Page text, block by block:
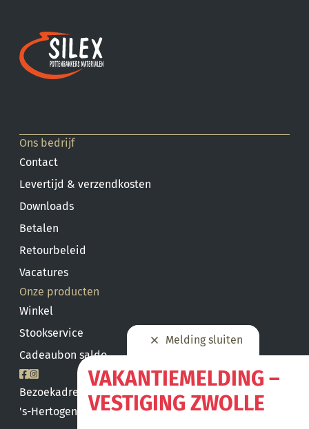
Melding sluiten
VAKANTIEMELDING –
VESTIGING ZWOLLE
Ons bedrijf
Contact
Levertijd & verzendkosten
Downloads
Betalen
Retourbeleid
Vacatures
Onze producten
Winkel
Stookservice
Cadeaubon saldo
Bezoekadres
's-Hertogenbosch